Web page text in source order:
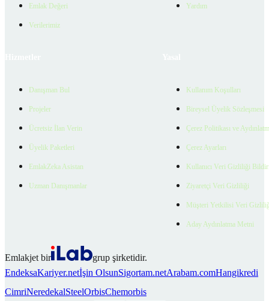
Emlak Değeri
Verilerimiz
Yardım
Danışman Bul
Projeler
Ücretsiz İlan Verin
Üyelik Paketleri
EmlakZeka Asistan
Uzman Danışmanlar
Kullanım Koşulları
Bireysel Üyelik Sözleşmesi
Çerez Politikası ve
Çerez Ayarları
Kullanıcı Veri Gizliliği
Ziyaretçi Veri Gizliliği
Müşteri Yetkilisi Veri
Aday Aydınlatma Metni
Emlakjet bir
grup şirketidir.
EndeksaKariyer.netİşin OlsunSigortam.netArabam.comHangikredi
CimriNeredekalSteelOrbisChemorbis